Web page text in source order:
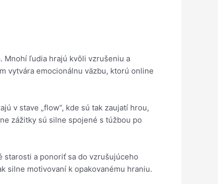
Mnohí ľudia hrajú kvôli vzrušeniu a
vytvára emocionálnu väzbu, ktorú online
v stave „flow“, kde sú tak zaujatí hrou,
zážitky sú silne spojené s túžbou po
starosti a ponoriť sa do vzrušujúceho
silne motivovaní k opakovanému hraniu.